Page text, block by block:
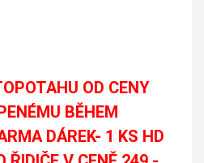
OD CENY
BĚHEM
DÁREK- 1 KS HD